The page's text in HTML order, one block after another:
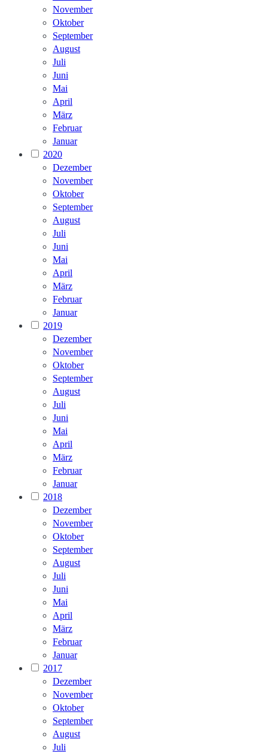
November
Oktober
September
August
Juli
Juni
Mai
April
März
Februar
Januar
2020
Dezember
November
Oktober
September
August
Juli
Juni
Mai
April
März
Februar
Januar
2019
Dezember
November
Oktober
September
August
Juli
Juni
Mai
April
März
Februar
Januar
2018
Dezember
November
Oktober
September
August
Juli
Juni
Mai
April
März
Februar
Januar
2017
Dezember
November
Oktober
September
August
Juli